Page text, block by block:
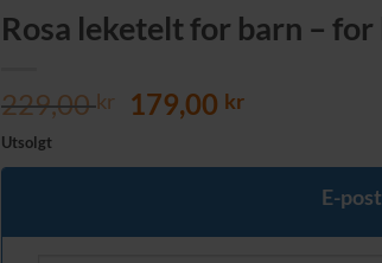
Rosa leketelt for barn –
229,00kr
Opprinnelig
var:
179,00 kr
er:
179,00 kr.
Utsolgt
E-